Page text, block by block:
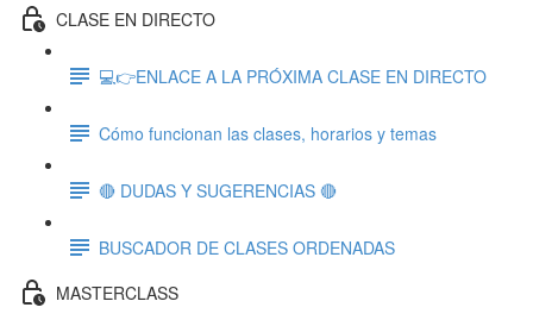
CLASE EN DIRECTO
💻👉ENLACE A LA PRÓXIMA CLASE EN DIRECTO
Cómo funcionan las clases, horarios y temas
🔴 DUDAS Y SUGERENCIAS 🔴
BUSCADOR DE CLASES ORDENADAS
MASTERCLASS